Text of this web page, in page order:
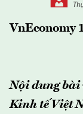
VnEconomy
Nội dung bài
Kinh tế Việt